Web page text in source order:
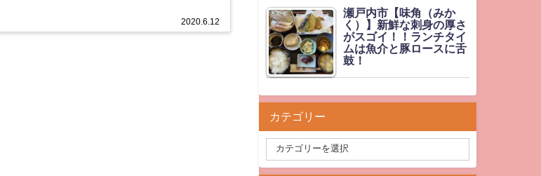
2020.6.12
瀬戸内市【味角（みか
く）】新鮮な刺身の厚さ
がスゴイ！！ランチタイ
ムは魚介と豚ロースに舌
鼓！
カテゴリー